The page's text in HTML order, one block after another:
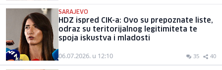
SARAJEVO
HDZ ispred CIK-a: Ovo su prepoznate liste,
odraz su teritorijalnog legitimiteta te
spoja iskustva i mladosti
06.07.2026. u 12:10 35 40